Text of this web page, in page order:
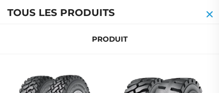
TOUS LES PRODUITS
PRODUIT